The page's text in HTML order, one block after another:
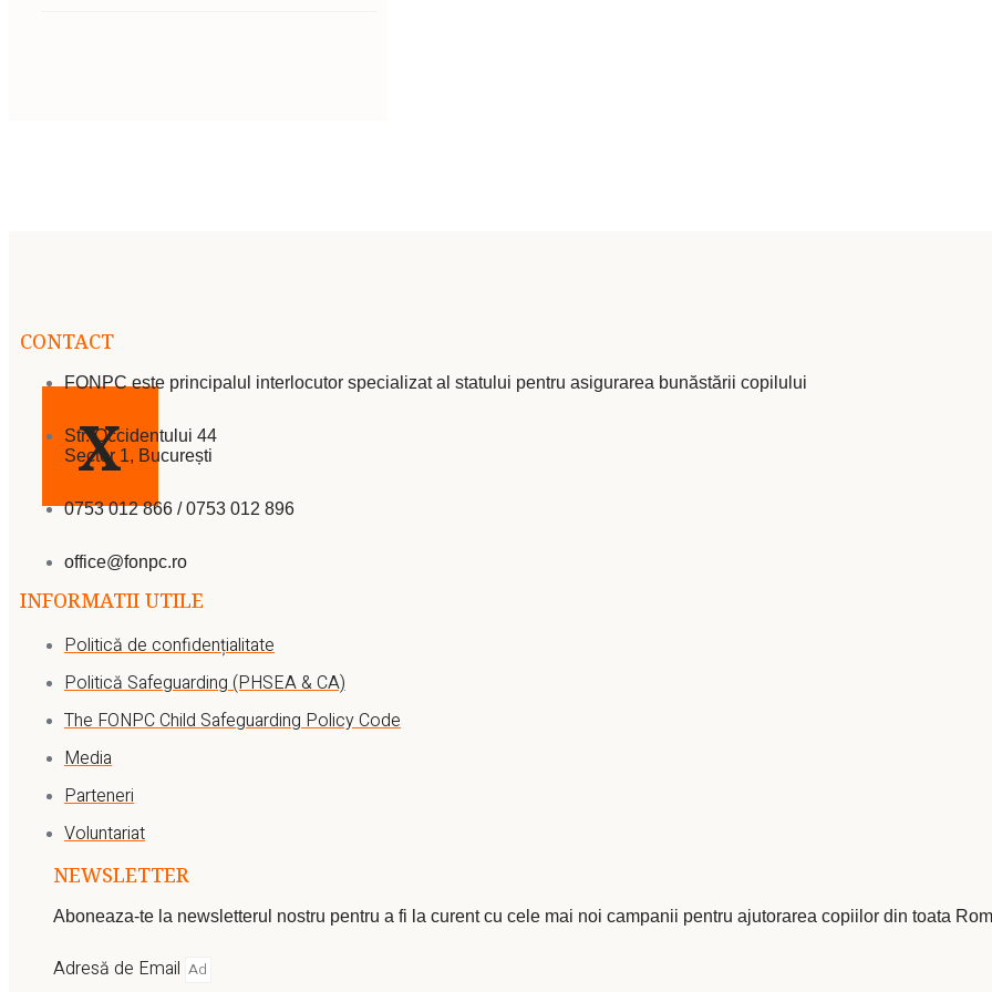
X
CONTACT
FONPC este principalul interlocutor specializat al statului pentru asigurarea bunăstării copilului
Str. Occidentului 44
Sector 1, București
0753 012 866 / 0753 012 896
office@fonpc.ro
INFORMATII UTILE
Politică de confidențialitate
Politică Safeguarding (PHSEA & CA)
The FONPC Child Safeguarding Policy Code
Media
Parteneri
Voluntariat
NEWSLETTER
Aboneaza-te la newsletterul nostru pentru a fi la curent cu cele mai noi campanii pentru ajutorarea copiilor din toata
Adresă de Email